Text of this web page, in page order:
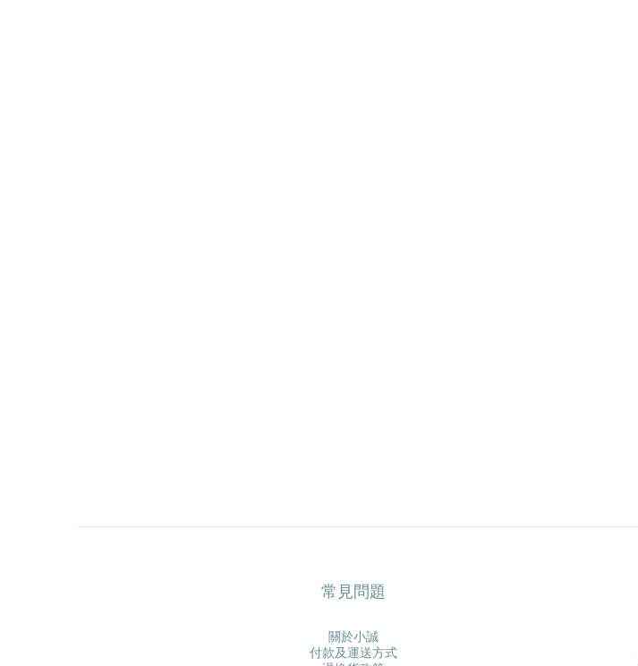
常見問題
關於小誠
付款及運送方式